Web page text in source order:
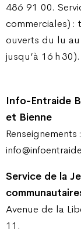
486 91 00.
commerciales) :
ouverts du lu au
jusqu’à 16 h 30).
Info-Entraide
et Bienne
Service de la
Avenue de la
11.